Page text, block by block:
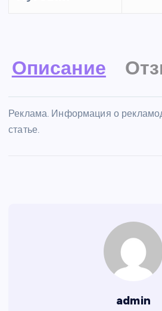
Описание
Реклама. Информация о
статье.
admin